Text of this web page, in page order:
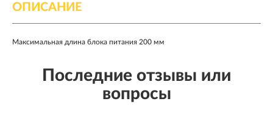
ОПИСАНИЕ
Максимальная длина блока питания 200 мм
Последние отзывы или
вопросы